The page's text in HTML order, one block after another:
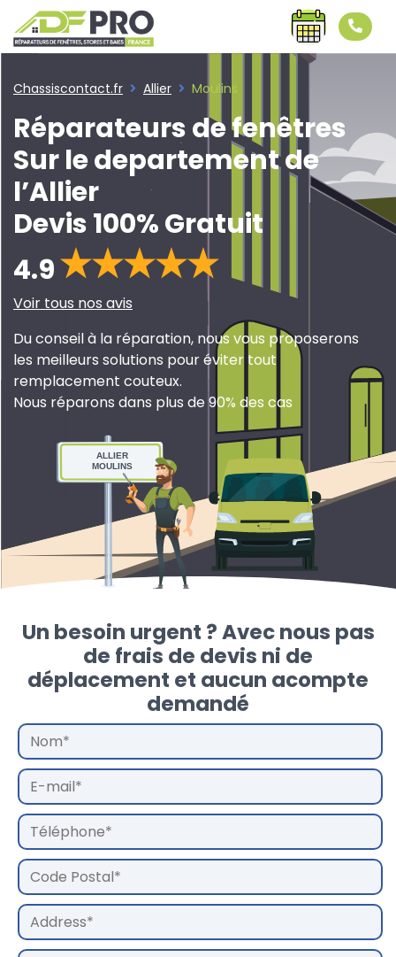
Chassiscontact.fr Allier Moulins
Réparateurs de fenêtres
Sur le departement de
l’Allier
Devis 100% Gratuit
4.9
Voir tous nos avis
Du conseil à la réparation, nous vous proposerons
les meilleurs solutions pour éviter tout
remplacement couteux.
Nous réparons dans plus de 90% des cas
ALLIER
MOULINS
Un besoin urgent ? Avec nous pas
de frais de devis ni de
déplacement et aucun acompte
demandé